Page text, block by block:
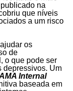
na
que níveis
a um risco
os
de
o que pode ser
depressivos. Um
Internal
baseada em